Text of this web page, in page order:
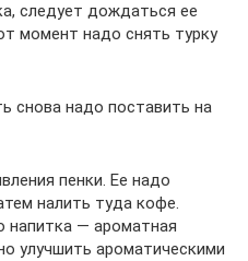
следует дождаться ее
момент надо снять турку
снова надо поставить на
пенки. Ее надо
налить туда кофе.
напитка — ароматная
улучшить ароматическими